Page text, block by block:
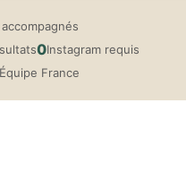
0Instagram requis
France